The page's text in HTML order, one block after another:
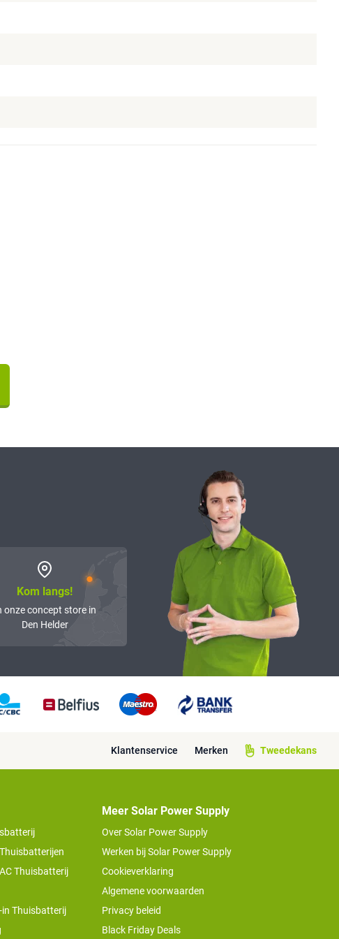
Kom langs!
onze concept store in
Den Helder
Klantenservice Merken Tweedekans
Thuisbatterij
in Thuisbatterij
Meer Solar Power Supply
Over Solar Power Supply
Werken bij Solar Power Supply
Cookieverklaring
Algemene voorwaarden
Privacy beleid
Black Friday Deals